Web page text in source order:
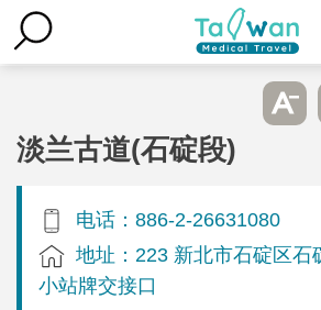
淡兰古道(石碇段)
电话：886-2-26631080
地址：223 新北市石碇区石
小站牌交接口